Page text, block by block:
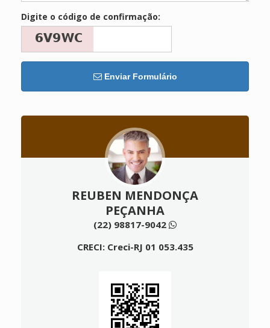
Digite o código de confirmação:
Enviar Formulário
REUBEN MENDONÇA
PEÇANHA
(22) 98817-9042
CRECI: Creci-RJ 01 053.435